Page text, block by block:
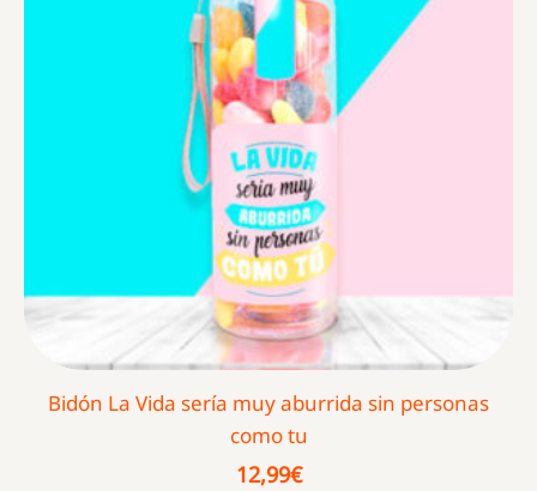
Bidón La Vida sería muy aburrida sin personas
como tu
12,99€